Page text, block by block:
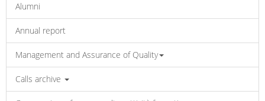
Alumni
Annual report
Management and Assurance of Quality
Calls archive